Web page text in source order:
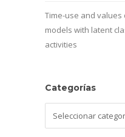
Time-use and
models with latent
activities
Categorías